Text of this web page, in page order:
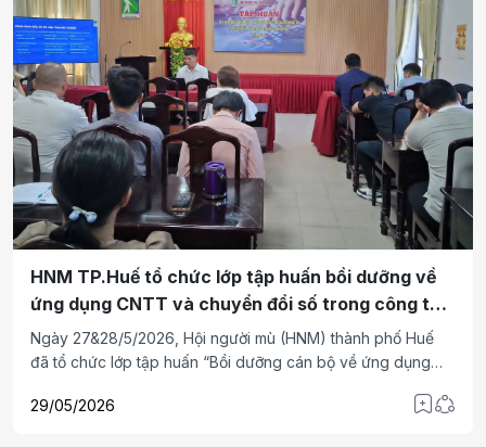
năng lực cạnh tranh của doanh nghiệp Việt Nam trong lĩnh
vực thực phẩm sức khỏe.
HNM TP.Huế tổ chức lớp tập huấn bồi dưỡng về
ứng dụng CNTT và chuyển đổi số trong công tác
quản lý Hội
Ngày 27&28/5/2026, Hội người mù (HNM) thành phố Huế
đã tổ chức lớp tập huấn “Bồi dưỡng cán bộ về ứng dụng
lý Hội” cho 37 cán bộ, giáo viên, nhân viên và hội viên hiện
29/05/2026